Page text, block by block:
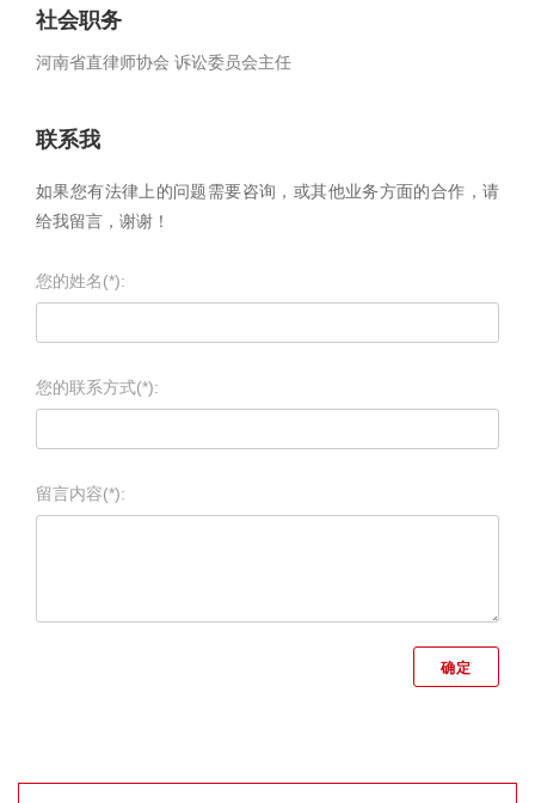
社会职务
河南省直律师协会 诉讼委员会主任
联系我
如果您有法律上的问题需要咨询，或其他业务方面的合作，请
给我留言，谢谢！
您的姓名(*):
您的联系方式(*):
留言内容(*):